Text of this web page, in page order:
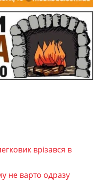
врізався в
не варто одразу